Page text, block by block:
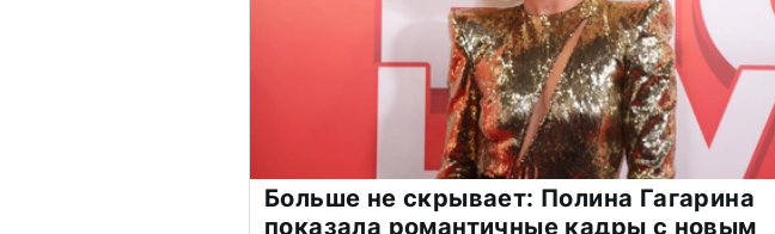
Больше не скрывает: Полина Гагарина
показала романтичные кадры с новым